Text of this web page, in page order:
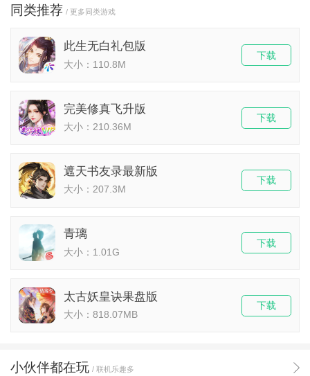
同类推荐 / 更多同类游戏
此生无白礼包版
大小：110.8M
下载
完美修真飞升版
大小：210.36M
下载
遮天书友录最新版
大小：207.3M
下载
青璃
大小：1.01G
下载
太古妖皇诀果盘版
大小：818.07MB
下载
小伙伴都在玩 / 联机乐趣多